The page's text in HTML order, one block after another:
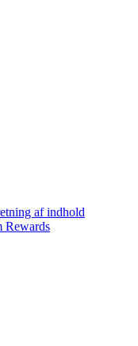
af indhold
Rewards